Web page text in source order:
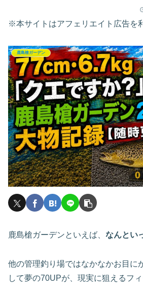
※本サイトはアフェリエイト広告を
鹿島槍ガーデン
鹿島槍ガーデンといえば、 なんとい
他の管理釣り場ではなかなかお目に
して夢の70UPが、現実に狙えるフ